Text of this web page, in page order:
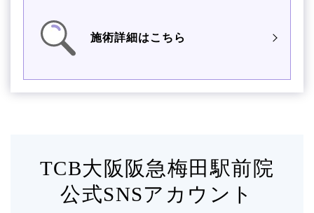
施術詳細はこちら
TCB大阪阪急梅田駅前院
公式SNSアカウント